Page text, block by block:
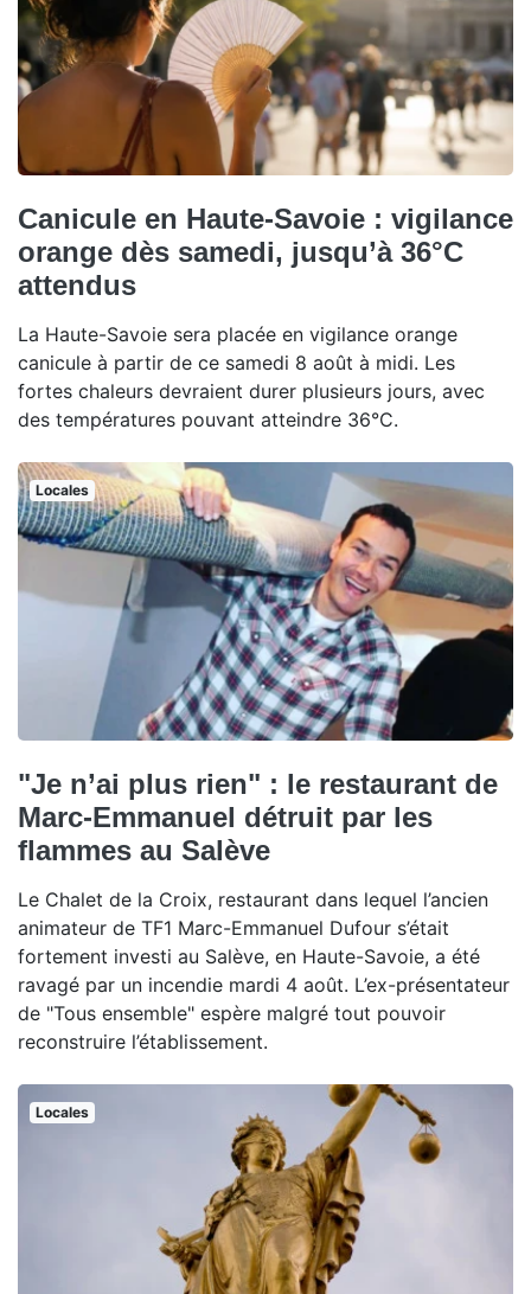
Canicule en Haute-Savoie : vigilance
orange dès samedi, jusqu’à 36°C
attendus
La Haute-Savoie sera placée en vigilance orange
canicule à partir de ce samedi 8 août à midi. Les
fortes chaleurs devraient durer plusieurs jours, avec
des températures pouvant atteindre 36°C.
Locales
"Je n’ai plus rien" : le restaurant de
Marc-Emmanuel détruit par les
flammes au Salève
Le Chalet de la Croix, restaurant dans lequel l’ancien
animateur de TF1 Marc-Emmanuel Dufour s’était
fortement investi au Salève, en Haute-Savoie, a été
ravagé par un incendie mardi 4 août. L’ex-présentateur
de "Tous ensemble" espère malgré tout pouvoir
reconstruire l’établissement.
Locales